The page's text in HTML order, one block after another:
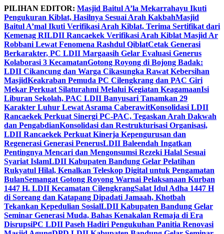
Skip
to
content
PILIHAN EDITOR: Masjid Baitul A’la Mekarrahayu Ikuti
Pengukuran Kiblat, Hasilnya Sesuai Arah KakbahMasjid
Baitul A’mal Ikuti Verifikasi Arah Kiblat, Terima Sertifikat dari
Kemenag RILDII Rancaekek Verifikasi Arah Kiblat Masjid Ar
Robbani Lewat Fenomena Rashdul QiblatCetak Generasi
Berkarakter, PC LDII Margaasih Gelar Evaluasi Generus
Kolaborasi 3 KecamatanGotong Royong di Bojong Badak:
LDII Cikancung dan Warga Cikasungka Rawat Kebersihan
MasjidKeakraban Pemuda PC Cilengkrang dan PAC Giri
Mekar Perkuat Silaturahmi Melalui Kegiatan KeagamaanIsi
Liburan Sekolah, PAC LDII Banyusari Tanamkan 29
Karakter Luhur Lewat Asrama CaberawitKonsolidasi LDII
Rancaekek Perkuat Sinergi PC-PAC, Tegaskan Arah Dakwah
dan PengabdianKonsolidasi dan Restrukturisasi Organisasi,
LDII Rancaekek Perkuat Kinerja Kepengurusan dan
Regenerasi Generasi PenerusLDII Baleendah Ingatkan
Pentingnya Mencari dan Mengonsumsi Rezeki Halal Sesuai
Syariat IslamLDII Kabupaten Bandung Gelar Pelatihan
Rukyatul Hilal, Kenalkan Teleskop Digital untuk Pengamatan
BulanSemangat Gotong Royong Warnai Pelaksanaan Kurban
1447 H. LDII Kecamatan CilengkrangSalat Idul Adha 1447 H
di Soreang dan Katapang Dipadati Jamaah, Khotbah
Tekankan Kepedulian SosialLDII Kabupaten Bandung Gelar
Seminar Generasi Muda, Bahas Kenakalan Remaja di Era
DisrupsiPC LDII Paseh Hadiri Pengukuhan Panitia Renovasi